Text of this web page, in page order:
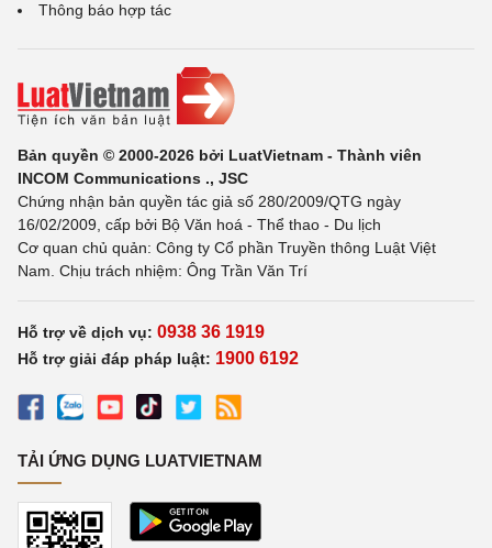
Thông báo hợp tác
Bản quyền © 2000-2026 bởi LuatVietnam - Thành viên
INCOM Communications ., JSC
Chứng nhận bản quyền tác giả số 280/2009/QTG ngày
16/02/2009, cấp bởi Bộ Văn hoá - Thể thao - Du lịch
Cơ quan chủ quản: Công ty Cổ phần Truyền thông Luật Việt
Nam. Chịu trách nhiệm: Ông Trần Văn Trí
Hỗ trợ về dịch vụ: 0938 36 1919
Hỗ trợ giải đáp pháp luật: 1900 6192
TẢI ỨNG DỤNG LUATVIETNAM